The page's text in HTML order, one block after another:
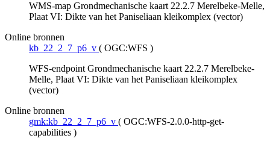
WMS-map Grondmechanische kaart 22.2.7 Merelbeke-Melle,
Plaat VI: Dikte van het Paniseliaan kleikomplex (vector)
Online bronnen
kb_22_2_7_p6_v ( OGC:WFS )
WFS-endpoint Grondmechanische kaart 22.2.7 Merelbeke-
Melle, Plaat VI: Dikte van het Paniseliaan kleikomplex
(vector)
Online bronnen
gmk:kb_22_2_7_p6_v ( OGC:WFS-2.0.0-http-get-
capabilities )